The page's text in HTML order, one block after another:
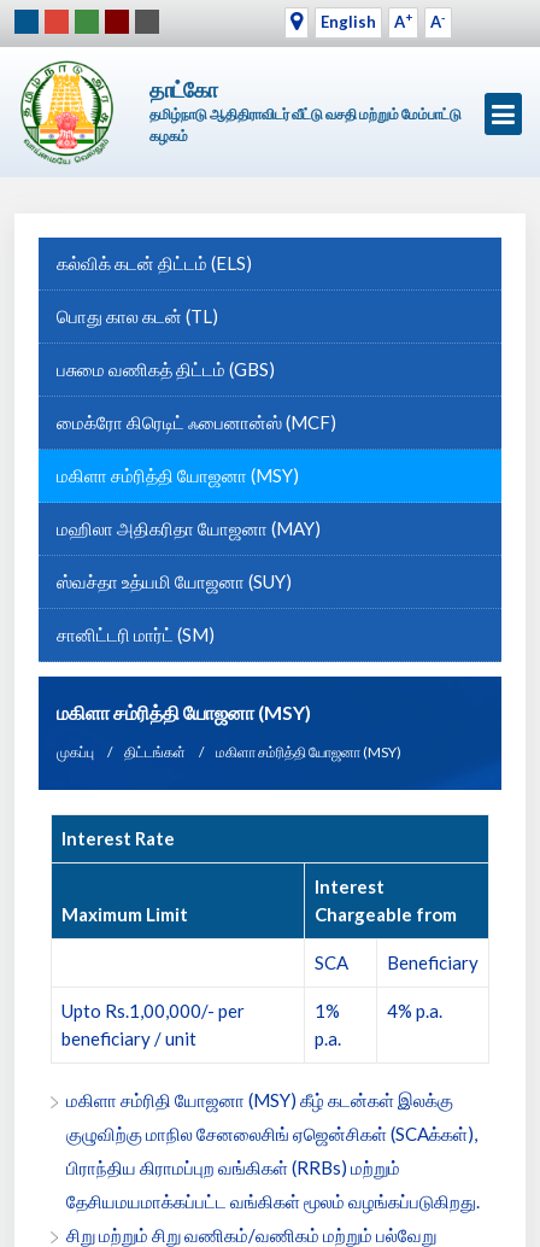
English A+ A-
தாட்கோ
தமிழ்நாடு ஆதிதிராவிடர் வீட்டு வசதி மற்றும் மேம்பாட்டு
கழகம்
கல்விக் கடன் திட்டம் (ELS)
பொது கால கடன் (TL)
பசுமை வணிகத் திட்டம் (GBS)
மைக்ரோ கிரெடிட் ஃபைனான்ஸ் (MCF)
மகிளா சம்ரித்தி யோஜனா (MSY)
மஹிலா அதிகரிதா யோஜனா (MAY)
ஸ்வச்தா உத்யமி யோஜனா (SUY)
சானிட்டரி மார்ட் (SM)
மகிளா சம்ரித்தி யோஜனா (MSY)
முகப்பு திட்டங்கள் மகிளா சம்ரித்தி யோஜனா (MSY)
Interest Rate
Maximum Limit
Interest
Chargeable from
SCA Beneficiary
Upto Rs.1,00,000/- per
beneficiary / unit
1%
p.a.
4% p.a.
மகிளா சம்ரிதி யோஜனா (MSY) கீழ் கடன்கள் இலக்கு
குழுவிற்கு மாநில சேனலைசிங் ஏஜென்சிகள் (SCAக்கள்),
பிராந்திய கிராமப்புற வங்கிகள் (RRBs) மற்றும்
தேசியமயமாக்கப்பட்ட வங்கிகள் மூலம் வழங்கப்படுகிறது.
சிறு மற்றும் சிறு வணிகம்/வணிகம் மற்றும் பல்வேறு